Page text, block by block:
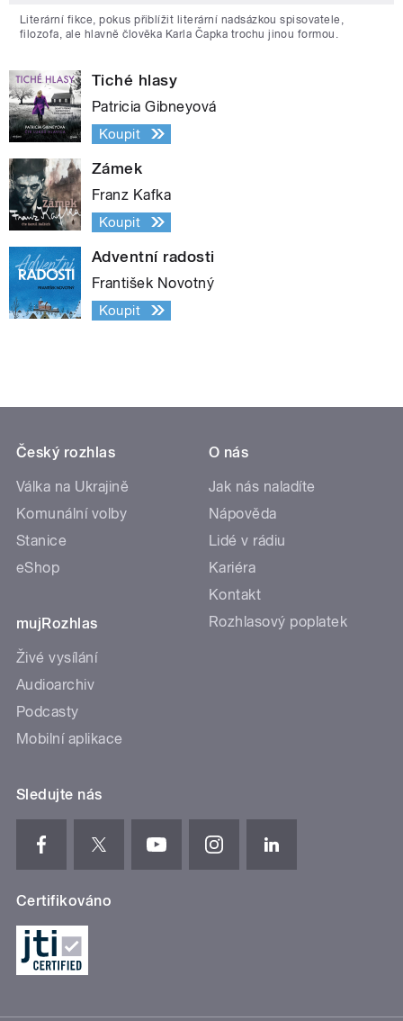
Literární fikce, pokus přiblížit literární nadsázkou spisovatele,
filozofa, ale hlavně člověka Karla Čapka trochu jinou formou.
Tiché hlasy
Patricia Gibneyová
Koupit
Zámek
Franz Kafka
Koupit
Adventní radosti
František Novotný
Koupit
Český rozhlas
Válka na Ukrajině
Komunální volby
Stanice
eShop
mujRozhlas
Živé vysílání
Audioarchiv
Podcasty
Mobilní aplikace
O nás
Jak nás naladíte
Nápověda
Lidé v rádiu
Kariéra
Kontakt
Rozhlasový poplatek
Sledujte nás
Certifikováno